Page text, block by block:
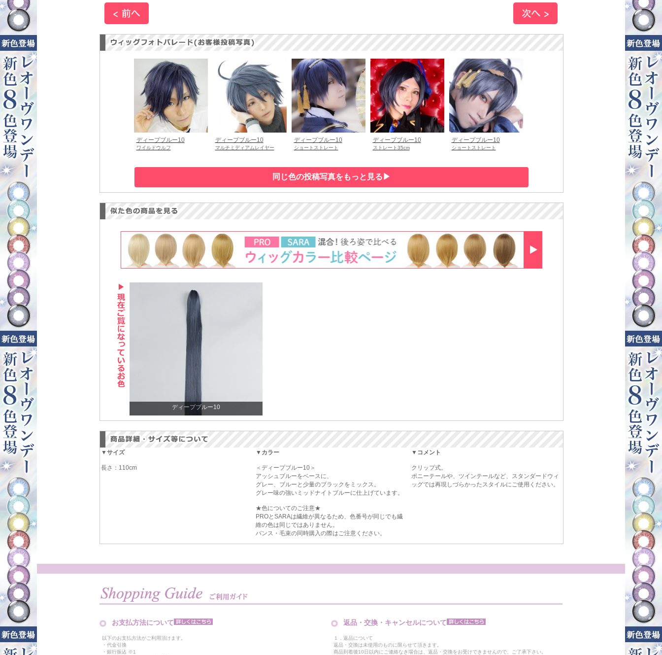
ディープブルー10
ワイルドウルフ
ディープブルー10
マルチミディアムレイヤー
ディープブルー10
ショートストレート
ディープブルー10
ストレート35cm
ディープブルー10
ショートストレート
ディープブルー10
▼サイズ
長さ：110cm
▼カラー
＜ディープブルー10＞
アッシュブルーをベースに、
グレー、ブルーと少量のブラックをミックス。
グレー味の強いミッドナイトブルーに仕上げています。
★色についてのご注意★
PROとSARAは繊維が異なるため、色番号が同じでも繊
維の色は同じではありません。
バンス・毛束の同時購入の際はご注意ください。
▼コメント
クリップ式。
ポニーテールや、ツインテールなど、スタンダードウィ
ッグでは再現しづらかったスタイルにご使用ください。
お支払方法について
以下のお支払方法がご利用頂けます。
・代金引換
・銀行振込 ※1
返品・交換・キャンセルについて
１．返品について
返品・交換は未使用のものに限らせて頂きます。
商品到着後10日以内にご連絡なき場合は、返品・交換をお受けできませんので、ご了承下さい。